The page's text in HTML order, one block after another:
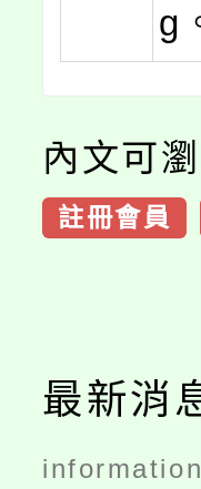
g
內文可
註冊會員
最新消
information